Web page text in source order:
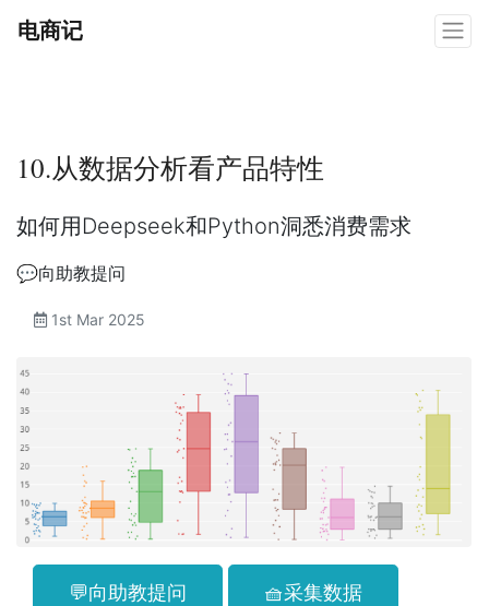
电商记
10.从数据分析看产品特性
如何用Deepseek和Python洞悉消费需求
💬向助教提问
1st Mar 2025
💬向助教提问 🧺采集数据